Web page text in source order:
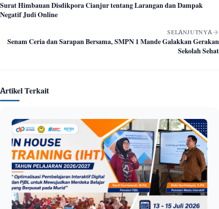
Surat Himbauan Disdikpora Cianjur tentang Larangan dan Dampak
Negatif Judi Online
SELANJUTNYA
Senam Ceria dan Sarapan Bersama, SMPN 1 Mande Galakkan Gerakan
Sekolah Sehat
Artikel Terkait